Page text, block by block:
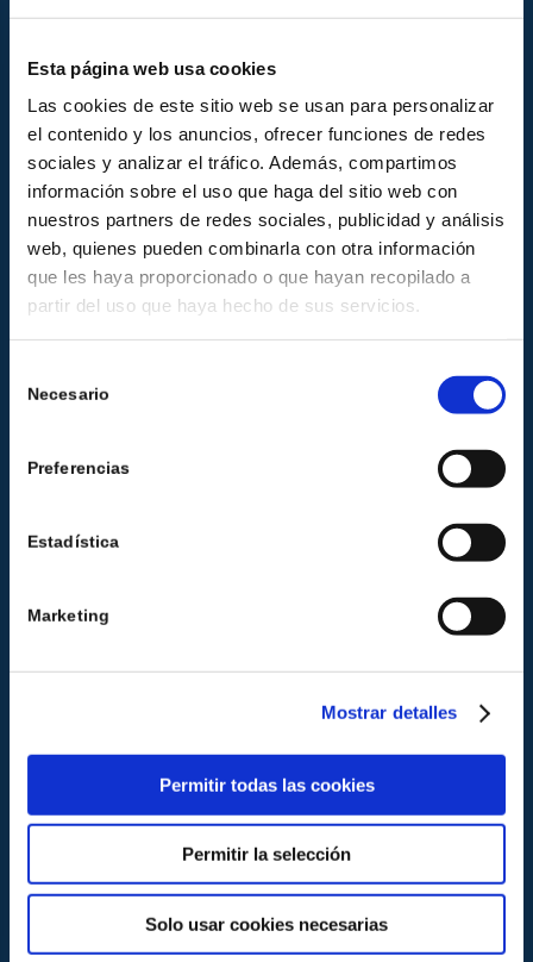
Esta página web usa cookies
Las cookies de este sitio web se usan para personalizar
el contenido y los anuncios, ofrecer funciones de redes
sociales y analizar el tráfico. Además, compartimos
información sobre el uso que haga del sitio web con
nuestros partners de redes sociales, publicidad y análisis
web, quienes pueden combinarla con otra información
que les haya proporcionado o que hayan recopilado a
partir del uso que haya hecho de sus servicios.
Necesario
Preferencias
Estadística
Marketing
Mostrar detalles
Permitir todas las cookies
Permitir la selección
Solo usar cookies necesarias
Watch App